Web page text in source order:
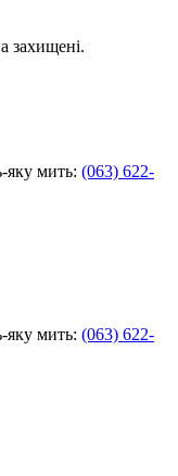
захищені.
яку мить: (063) 622-
яку мить: (063) 622-